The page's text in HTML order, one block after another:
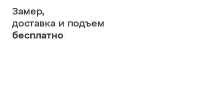
Замер,
доставка и подъем
бесплатно